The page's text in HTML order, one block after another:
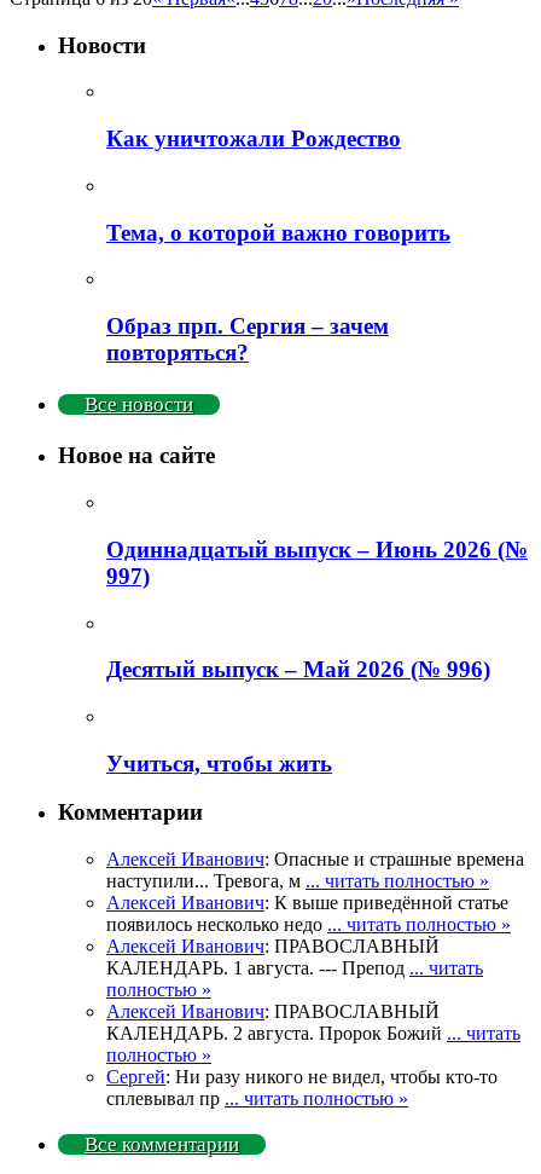
Новости
Как уничтожали Рождество
Тема, о которой важно говорить
Образ прп. Сергия – зачем
повторяться?
Все новости
Новое на сайте
Одиннадцатый выпуск – Июнь 2026 (№
997)
Деcятый выпуск – Май 2026 (№ 996)
Учиться, чтобы жить
Комментарии
Алексей Иванович: Опасные и страшные времена
наступили... Тревога, м ... читать полностью »
Алексей Иванович: К выше приведённой статье
появилось несколько недо ... читать полностью »
Алексей Иванович: ПРАВОСЛАВНЫЙ
КАЛЕНДАРЬ. 1 августа. --- Препод ... читать
полностью »
Алексей Иванович: ПРАВОСЛАВНЫЙ
КАЛЕНДАРЬ. 2 августа. Пророк Божий ... читать
полностью »
Сергей: Ни разу никого не видел, чтобы кто-то
сплевывал пр ... читать полностью »
Все комментарии